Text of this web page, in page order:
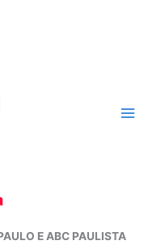
E ABC PAULISTA